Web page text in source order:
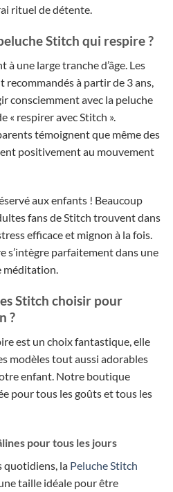
rituel de détente.
Stitch qui respire ?
une large tranche d’âge. Les
à partir de 3 ans,
consciemment avec la peluche
« respirer avec Stitch ».
témoignent que même des
positivement au mouvement
aux enfants ! Beaucoup
fans de Stitch trouvent dans
efficace et mignon à la fois.
s’intègre parfaitement dans une
méditation.
Stitch choisir pour
?
est un choix fantastique, elle
modèles tout aussi adorables
enfant. Notre boutique
pour tous les goûts et tous les
pour tous les jours
quotidiens, la Peluche Stitch
taille idéale pour être